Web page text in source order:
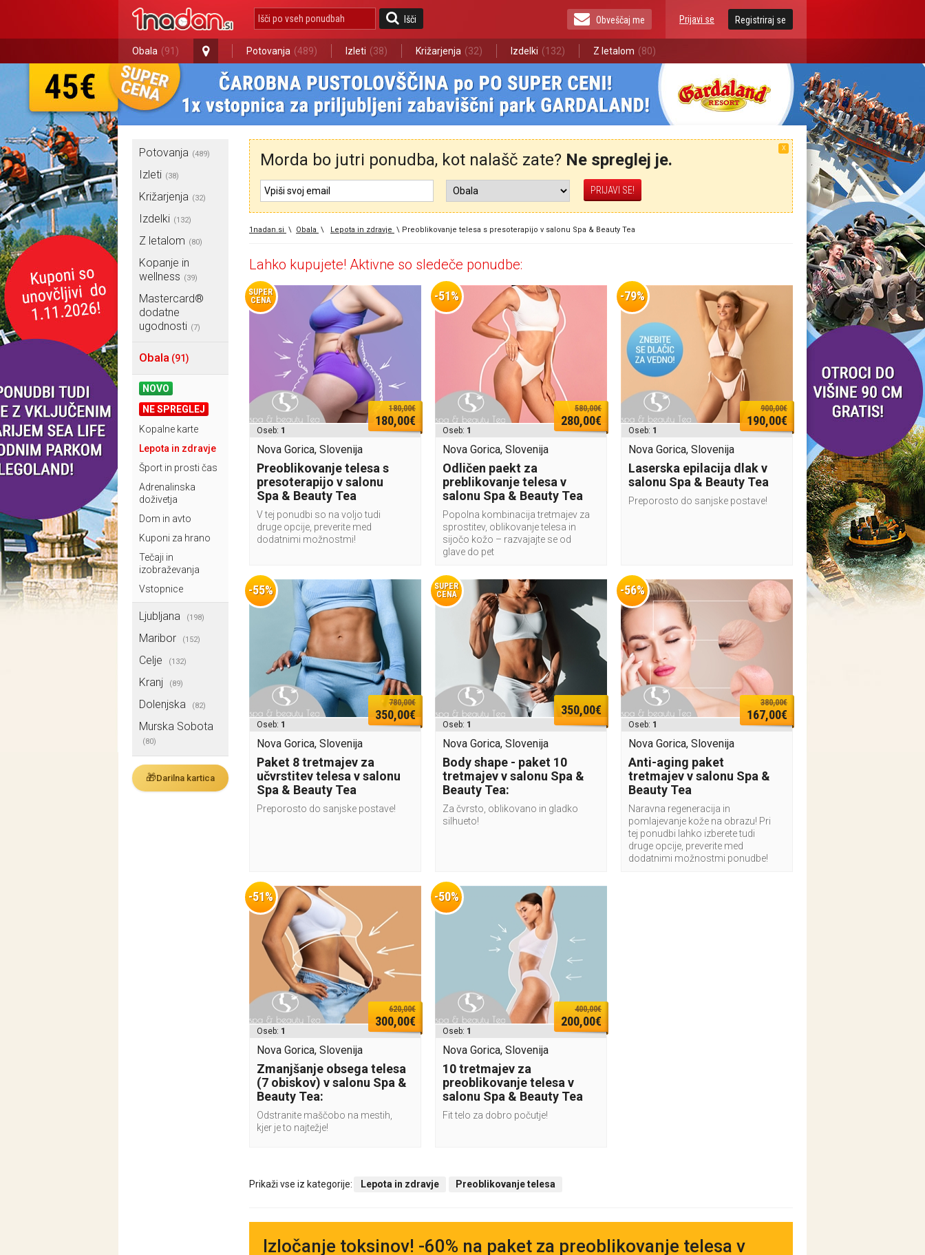
Išči Prijavi se Registriraj se
Obveščaj me
Obala (91) Potovanja (489) Izleti (38) Križarjenja (32) Izdelki (132) Z letalom (80)
Potovanja (489)
Izleti (38)
Križarjenja (32)
Izdelki (132)
Z letalom (80)
Kopanje in
wellness (39)
Mastercard®
dodatne
ugodnosti (7)
Obala (91)
NOVO
NE SPREGLEJ
Kopalne karte
Lepota in zdravje
Šport in prosti čas
Adrenalinska
doživetja
Dom in avto
Kuponi za hrano
Tečaji in
izobraževanja
Vstopnice
Ljubljana (198)
Maribor (152)
Celje (132)
Kranj (89)
Dolenjska (82)
Murska Sobota
(80)
🎁Darilna kartica
X
Morda bo jutri ponudba, kot nalašč zate? Ne spreglej je.
1nadan.si \ Obala \ Lepota in zdravje \ Preoblikovanje telesa s presoterapijo v salonu Spa & Beauty Tea
Lahko kupujete! Aktivne so sledeče ponudbe:
SUPER
CENA
180,00€
180,00€
Oseb: 1
Nova Gorica, Slovenija
Preoblikovanje telesa s
presoterapijo v salonu
Spa & Beauty Tea
V tej ponudbi so na voljo tudi
druge opcije, preverite med
dodatnimi možnostmi!
-51%
580,00€
280,00€
Oseb: 1
Nova Gorica, Slovenija
Odličen paekt za
preblikovanje telesa v
salonu Spa & Beauty Tea
Popolna kombinacija tretmajev za
sprostitev, oblikovanje telesa in
sijočo kožo – razvajajte se od
glave do pet
-79%
900,00€
190,00€
Oseb: 1
Nova Gorica, Slovenija
Laserska epilacija dlak v
salonu Spa & Beauty Tea
Preporosto do sanjske postave!
-55%
780,00€
350,00€
Oseb: 1
Nova Gorica, Slovenija
Paket 8 tretmajev za
učvrstitev telesa v salonu
Spa & Beauty Tea
Preporosto do sanjske postave!
SUPER
CENA
350,00€
Oseb: 1
Nova Gorica, Slovenija
Body shape - paket 10
tretmajev v salonu Spa &
Beauty Tea:
Za čvrsto, oblikovano in gladko
silhueto!
-56%
380,00€
167,00€
Oseb: 1
Nova Gorica, Slovenija
Anti-aging paket
tretmajev v salonu Spa &
Beauty Tea
Naravna regeneracija in
pomlajevanje kože na obrazu! Pri
tej ponudbi lahko izberete tudi
druge opcije, preverite med
dodatnimi možnostmi ponudbe!
-51%
620,00€
300,00€
Oseb: 1
Nova Gorica, Slovenija
Zmanjšanje obsega telesa
(7 obiskov) v salonu Spa &
Beauty Tea:
Odstranite maščobo na mestih,
kjer je to najtežje!
-50%
400,00€
200,00€
Oseb: 1
Nova Gorica, Slovenija
10 tretmajev za
preoblikovanje telesa v
salonu Spa & Beauty Tea
Fit telo za dobro počutje!
Prikaži vse iz kategorije: Lepota in zdravje Preoblikovanje telesa
Izločanje toksinov! -60% na paket za preoblikovanje telesa v